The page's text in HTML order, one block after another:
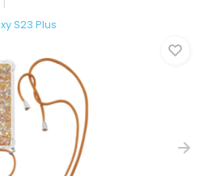
S23 Plus